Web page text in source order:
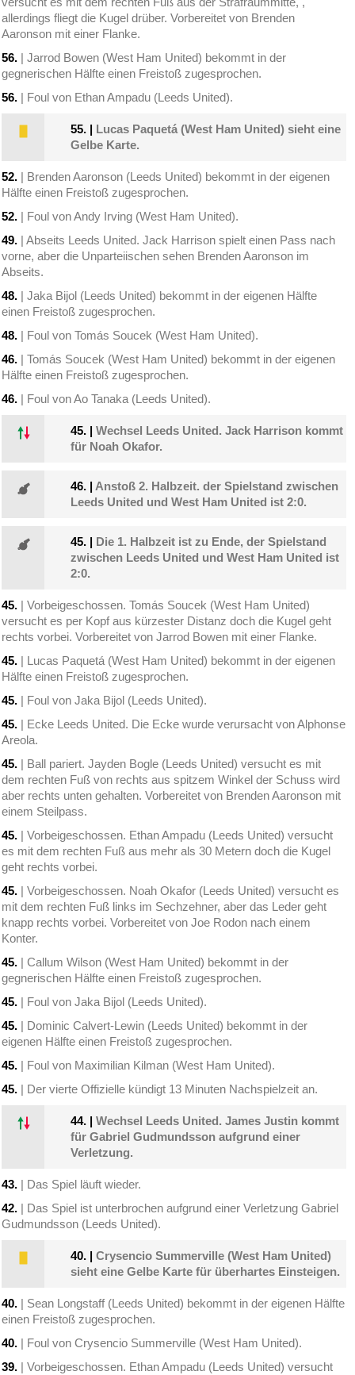
allerdings fliegt die Kugel drüber. Vorbereitet von Brenden
Aaronson mit einer Flanke.
56. | Jarrod Bowen (West Ham United) bekommt in der
gegnerischen Hälfte einen Freistoß zugesprochen.
56. | Foul von Ethan Ampadu (Leeds United).
55. | Lucas Paquetá (West Ham United) sieht eine
Gelbe Karte.
52. | Brenden Aaronson (Leeds United) bekommt in der eigenen
Hälfte einen Freistoß zugesprochen.
52. | Foul von Andy Irving (West Ham United).
49. | Abseits Leeds United. Jack Harrison spielt einen Pass nach
vorne, aber die Unparteiischen sehen Brenden Aaronson im
Abseits.
48. | Jaka Bijol (Leeds United) bekommt in der eigenen Hälfte
einen Freistoß zugesprochen.
48. | Foul von Tomás Soucek (West Ham United).
46. | Tomás Soucek (West Ham United) bekommt in der eigenen
Hälfte einen Freistoß zugesprochen.
46. | Foul von Ao Tanaka (Leeds United).
45. |Wechsel Leeds United. Jack Harrison kommt
für Noah Okafor.
46. | Anstoß 2. Halbzeit. der Spielstand zwischen
Leeds United und West Ham United ist 2:0.
45. | Die 1. Halbzeit ist zu Ende, der Spielstand
zwischen Leeds United und West Ham United ist
2:0.
45. | Vorbeigeschossen. Tomás Soucek (West Ham United)
versucht es per Kopf aus kürzester Distanz doch die Kugel geht
rechts vorbei. Vorbereitet von Jarrod Bowen mit einer Flanke.
45. | Lucas Paquetá (West Ham United) bekommt in der eigenen
Hälfte einen Freistoß zugesprochen.
45. | Foul von Jaka Bijol (Leeds United).
45. | Ecke Leeds United. Die Ecke wurde verursacht von Alphonse
Areola.
45. | Ball pariert. Jayden Bogle (Leeds United) versucht es mit
dem rechten Fuß von rechts aus spitzem Winkel der Schuss wird
aber rechts unten gehalten. Vorbereitet von Brenden Aaronson mit
einem Steilpass.
45. | Vorbeigeschossen. Ethan Ampadu (Leeds United) versucht
es mit dem rechten Fuß aus mehr als 30 Metern doch die Kugel
geht rechts vorbei.
45. | Vorbeigeschossen. Noah Okafor (Leeds United) versucht es
mit dem rechten Fuß links im Sechzehner, aber das Leder geht
knapp rechts vorbei. Vorbereitet von Joe Rodon nach einem
Konter.
45. | Callum Wilson (West Ham United) bekommt in der
gegnerischen Hälfte einen Freistoß zugesprochen.
45. | Foul von Jaka Bijol (Leeds United).
45. | Dominic Calvert-Lewin (Leeds United) bekommt in der
eigenen Hälfte einen Freistoß zugesprochen.
45. | Foul von Maximilian Kilman (West Ham United).
45. | Der vierte Offizielle kündigt 13 Minuten Nachspielzeit an.
44. |Wechsel Leeds United. James Justin kommt
für Gabriel Gudmundsson aufgrund einer
Verletzung.
43. | Das Spiel läuft wieder.
42. | Das Spiel ist unterbrochen aufgrund einer Verletzung Gabriel
Gudmundsson (Leeds United).
40. |Crysencio Summerville (West Ham United)
sieht eine Gelbe Karte für überhartes Einsteigen.
40. | Sean Longstaff (Leeds United) bekommt in der eigenen Hälfte
einen Freistoß zugesprochen.
40. | Foul von Crysencio Summerville (West Ham United).
39. | Vorbeigeschossen. Ethan Ampadu (Leeds United) versucht